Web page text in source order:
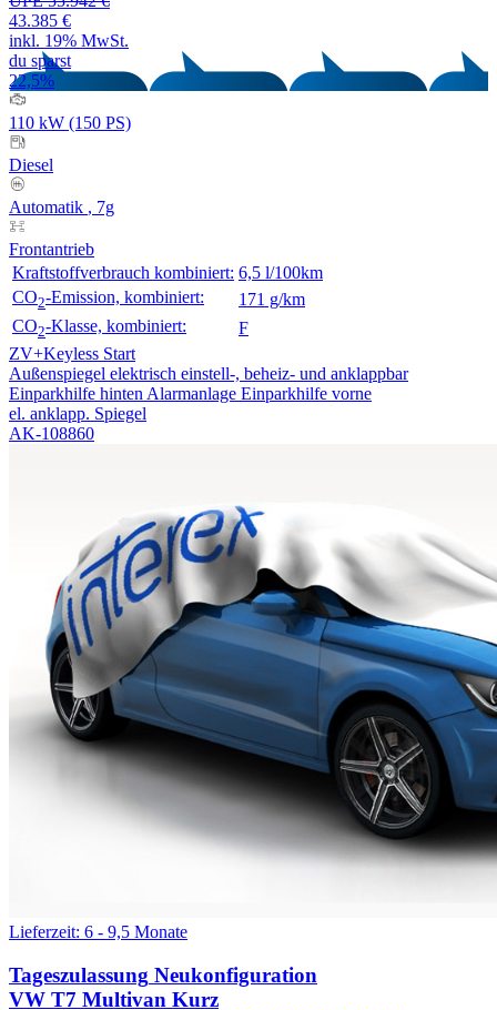
43.385 €
inkl. 19% MwSt.
du sparst
22,5%
110 kW (150 PS)
Diesel
Automatik , 7g
Frontantrieb
Kraftstoffverbrauch kombiniert: 6,5 l/100km
CO2-Emission, kombiniert:
171 g/km
CO2-Klasse, kombiniert:
F
ZV+Keyless Start
Außenspiegel elektrisch einstell-, beheiz- und anklappbar
Einparkhilfe hinten Alarmanlage Einparkhilfe vorne
el. anklapp. Spiegel
AK-108860
Lieferzeit: 6 - 9,5 Monate
Tageszulassung Neukonfiguration
VW T7 Multivan Kurz